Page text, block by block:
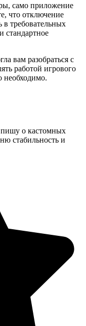
само приложение
что отключение
в требовательных
стандартное
вам разобраться с
работой игрового
необходимо.
о кастомных
стабильность и